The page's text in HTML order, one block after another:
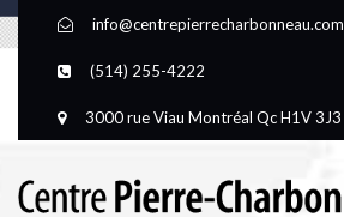
info@centrepierrecharbonneau.com
(514) 255-4222
3000 rue Viau Montréal Qc H1V 3J3